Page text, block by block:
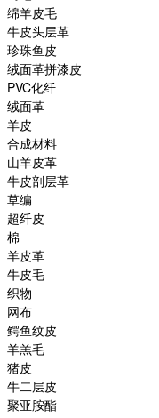
绵羊皮毛
牛皮头层革
珍珠鱼皮
绒面革拼漆皮
PVC化纤
绒面革
羊皮
合成材料
山羊皮革
牛皮剖层革
草编
超纤皮
棉
羊皮革
牛皮毛
织物
网布
鳄鱼纹皮
羊羔毛
猪皮
牛二层皮
聚亚胺酯